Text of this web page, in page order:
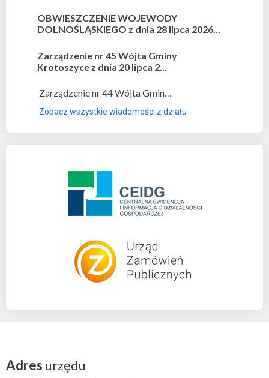
OBWIESZCZENIE WOJEWODY
DOLNOŚLĄSKIEGO z dnia 28 lipca 2026…
Zarządzenie nr 45 Wójta Gminy
Krotoszyce z dnia 20 lipca 2…
Zarządzenie nr 44 Wójta Gmin…
Zobacz wszystkie wiadomości z działu
Adres urzędu